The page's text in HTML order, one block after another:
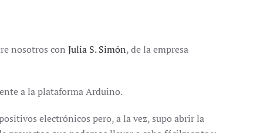
nosotros con Julia S. Simón, de la empresa
a la plataforma Arduino.
electrónicos pero, a la vez, supo abrir la